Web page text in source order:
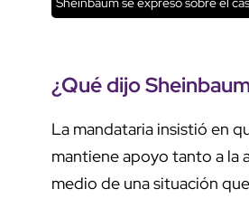
¿Qué dijo
La mandataria insistió en
mantiene apoyo tanto a la
medio de una situación